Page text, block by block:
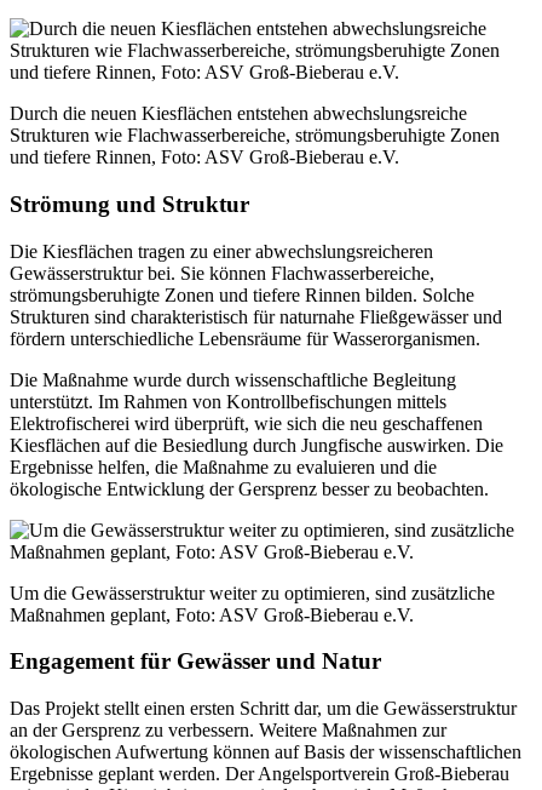
Durch die neuen Kiesflächen entstehen abwechslungsreiche
Strukturen wie Flachwasserbereiche, strömungsberuhigte Zonen
und tiefere Rinnen, Foto: ASV Groß-Bieberau e.V.
Strömung und Struktur
Die Kiesflächen tragen zu einer abwechslungsreicheren
Gewässerstruktur bei. Sie können Flachwasserbereiche,
strömungsberuhigte Zonen und tiefere Rinnen bilden. Solche
Strukturen sind charakteristisch für naturnahe Fließgewässer und
fördern unterschiedliche Lebensräume für Wasserorganismen.
Die Maßnahme wurde durch wissenschaftliche Begleitung
unterstützt. Im Rahmen von Kontrollbefischungen mittels
Elektrofischerei wird überprüft, wie sich die neu geschaffenen
Kiesflächen auf die Besiedlung durch Jungfische auswirken. Die
Ergebnisse helfen, die Maßnahme zu evaluieren und die
ökologische Entwicklung der Gersprenz besser zu beobachten.
Um die Gewässerstruktur weiter zu optimieren, sind zusätzliche
Maßnahmen geplant, Foto: ASV Groß-Bieberau e.V.
Engagement für Gewässer und Natur
Das Projekt stellt einen ersten Schritt dar, um die Gewässerstruktur
an der Gersprenz zu verbessern. Weitere Maßnahmen zur
ökologischen Aufwertung können auf Basis der wissenschaftlichen
Ergebnisse geplant werden. Der Angelsportverein Groß-Bieberau